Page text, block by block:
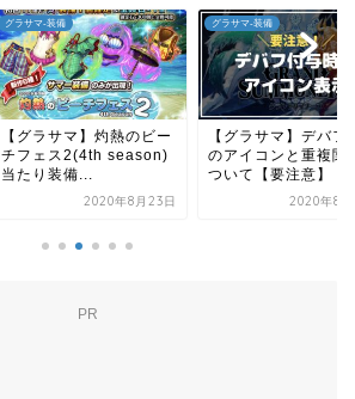
グラサマ-装備
【グラサマ】灼熱のビー
チフェス2(4th season)
当たり装備...
2020年8月23日
グラサマ-装備
【グラサマ】デバフ
のアイコンと重複関
ついて【要注意】
2020年8
PR